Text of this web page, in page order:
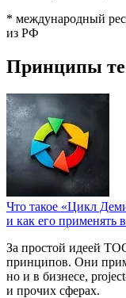
* международный
из РФ
Принципы
Что такое «Цикл
и как его применять
За простой идеей
принципов. Они
но и в бизнесе,
и прочих сферах.